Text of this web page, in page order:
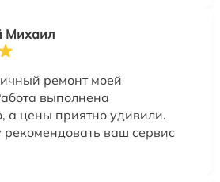
Михаил
ремонт моей
выполнена
а цены приятно удивили.
рекомендовать ваш сервис